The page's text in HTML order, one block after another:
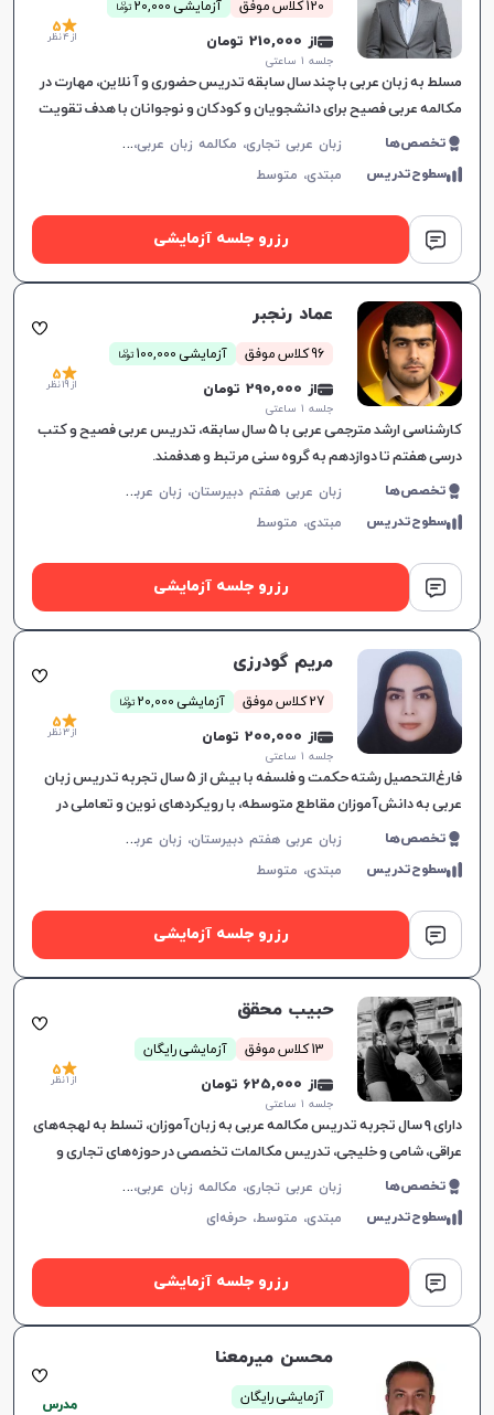
بیگانه نداریم و مجبوریم همه چیز را از پایه شروع کنیم برای
مثال زبان چینی.
120 کلاس موفق آزمایشی 20,000 توما
ن
از 210,000 تومان
جلسه ۱ ساعتی
5
از 4 نظر
مسلط به زبان عربی با چند سال سابقه تدریس حضوری و آنلاین، مهارت در
مکالمه عربی فصیح برای دانشجویان و کودکان و نوجوانان با هدف تقویت
مهارت‌های زبانی.
تخصص‌ها ز
بان عربی تجاری، مکالمه زبان عربی، زبان عربی عمومی، زبان عربی کودکان، زبان عربی هفتم دبیرستان، زبان عربی هشتم دبیرستان، زبان عربی نهم دبیرستان، زبان عربی دهم دبیرستان، زبان عربی یازدهم دبیرستان، زبان عربی دوازدهم دبیرستان، زبان عربی کنکور سراسری، عربی فصیح
سطوح‌تدریس مبتدی، متوسط
رزرو جلسه آزمایشی
عماد رنجبر
96 کلاس موفق آزمایشی 100,000 توما
ن
از 290,000 تومان
جلسه ۱ ساعتی
5
از 19 نظر
کارشناسی ارشد مترجمی عربی با ۵ سال سابقه، تدریس عربی فصیح و کتب
درسی هفتم تا دوازدهم به گروه سنی مرتبط و هدفمند.
تخصص‌ها ز
بان عربی هفتم دبیرستان، زبان عربی هشتم دبیرستان، زبان عربی نهم دبیرستان، زبان عربی دهم دبیرستان، زبان عربی یازدهم دبیرستان، زبان عربی دوازدهم دبیرستان، عربی فصیح
سطوح‌تدریس مبتدی، متوسط
رزرو جلسه آزمایشی
مریم گودرزی
27 کلاس موفق آزمایشی 20,000 توما
ن
از 200,000 تومان
جلسه ۱ ساعتی
5
از 3 نظر
فارغ‌التحصیل رشته حکمت و فلسفه با بیش از ۵ سال تجربه تدریس زبان
عربی به دانش‌آموزان مقاطع متوسطه، با رویکردهای نوین و تعاملی در
آموزش زبان.
تخصص‌ها ز
بان عربی هفتم دبیرستان، زبان عربی هشتم دبیرستان، زبان عربی نهم دبیرستان، زبان عربی دهم دبیرستان، زبان عربی یازدهم دبیرستان، زبان عربی دوازدهم دبیرستان، زبان عربی کنکور سراسری
سطوح‌تدریس مبتدی، متوسط
رزرو جلسه آزمایشی
حبیب محقق
13 کلاس موفق آزمایشی رایگان
از 625,000 تومان
جلسه ۱ ساعتی
5
از 1 نظر
دارای ۹ سال تجربه تدریس مکالمه عربی به زبان‌آموزان، تسلط به لهجه‌های
عراقی، شامی و خلیجی، تدریس مکالمات تخصصی در حوزه‌های تجاری و
حقوقی.تخصص‌ها ز
بان عربی تجاری، مکالمه زبان عربی، لهجه عراقی، لهجه سوری، عربی فصیح، لهجه لبنانی
سطوح‌تدریس مبتدی، متوسط،حرفه‌ای
رزرو جلسه آزمایشی
محسن میرمعنا
آزمایشی رایگان
مدرس